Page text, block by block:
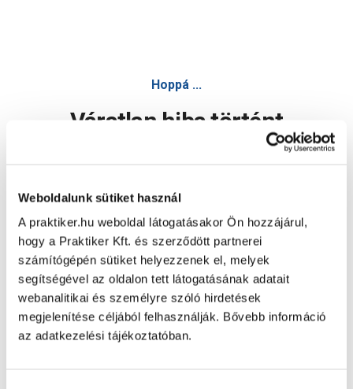
Weboldalunk sütiket használ
A praktiker.hu weboldal látogatásakor Ön hozzájárul,
hogy a Praktiker Kft. és szerződött partnerei
számítógépén sütiket helyezzenek el, melyek
segítségével az oldalon tett látogatásának adatait
webanalitikai és személyre szóló hirdetések
megjelenítése céljából felhasználják. Bővebb információ
az adatkezelési tájékoztatóban.
Hoppá ...
Váratlan hiba történt
Oldal újratöltése